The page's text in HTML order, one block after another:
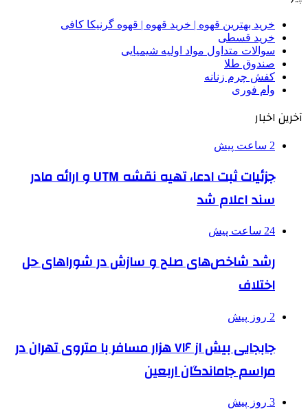
خرید بهترین قهوه | خرید قهوه | قهوه گرنیکا کافی
خرید قسطی
سوالات متداول مواد اولیه شیمیایی
صندوق طلا
کفش چرم زنانه
وام فوری
آخرین اخبار
2 ساعت پیش
جزئیات ثبت ادعا، تهیه نقشه UTM و ارائه مادر
سند اعلام شد
24 ساعت پیش
رشد شاخص‌های صلح و سازش در شوراهای حل
اختلاف
2 روز پیش
جابجایی بیش از ۷۱۶ هزار مسافر با متروی تهران در
مراسم جاماندگان اربعین
3 روز پیش